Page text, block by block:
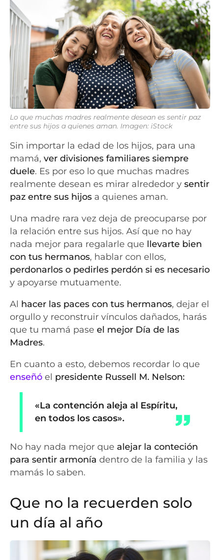
Lo que muchas madres realmente desean es sentir paz
entre sus hijos a quienes aman. Imagen: iStock
Sin importar la edad de los hijos, para una
mamá, ver divisiones familiares siempre
duele. Es por eso lo que muchas madres
realmente desean es mirar alrededor y sentir
paz entre sus hijos a quienes aman.
Una madre rara vez deja de preocuparse por
la relación entre sus hijos. Así que no hay
nada mejor para regalarle que llevarte bien
con tus hermanos, hablar con ellos,
perdonarlos o pedirles perdón si es necesario
y apoyarse mutuamente.
Al hacer las paces con tus hermanos, dejar el
orgullo y reconstruir vínculos dañados, harás
que tu mamá pase el mejor Día de las
Madres.
En cuanto a esto, debemos recordar lo que
enseñó el presidente Russell M. Nelson:
«La contención aleja al Espíritu,
en todos los casos».
No hay nada mejor que alejar la conteción
para sentir armonía dentro de la familia y las
mamás lo saben.
Que no la recuerden solo
un día al año